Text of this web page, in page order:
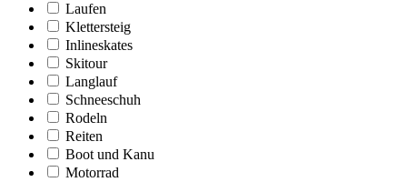
Laufen
Klettersteig
Inlineskates
Skitour
Langlauf
Schneeschuh
Rodeln
Reiten
Boot und Kanu
Motorrad